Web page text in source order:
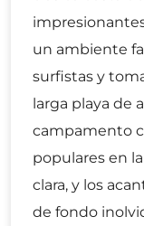
un ambiente
surfistas y
larga playa de
campamento
populares en
clara, y los
de fondo